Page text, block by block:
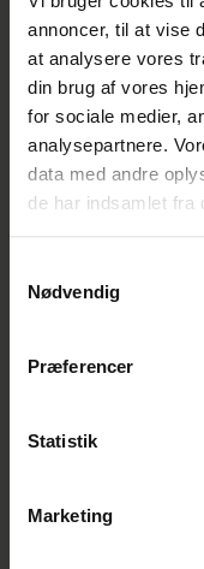
annoncer, til at vise
at analysere vores
din brug af vores
for sociale medier,
analysepartnere.
data med andre
de har indsamlet fra
Nødvendig
Præferencer
Statistik
Marketing
drift af
Lidt om Køl
I afdelingen
Her er de
som vi selv
Hos os finder
med at vi